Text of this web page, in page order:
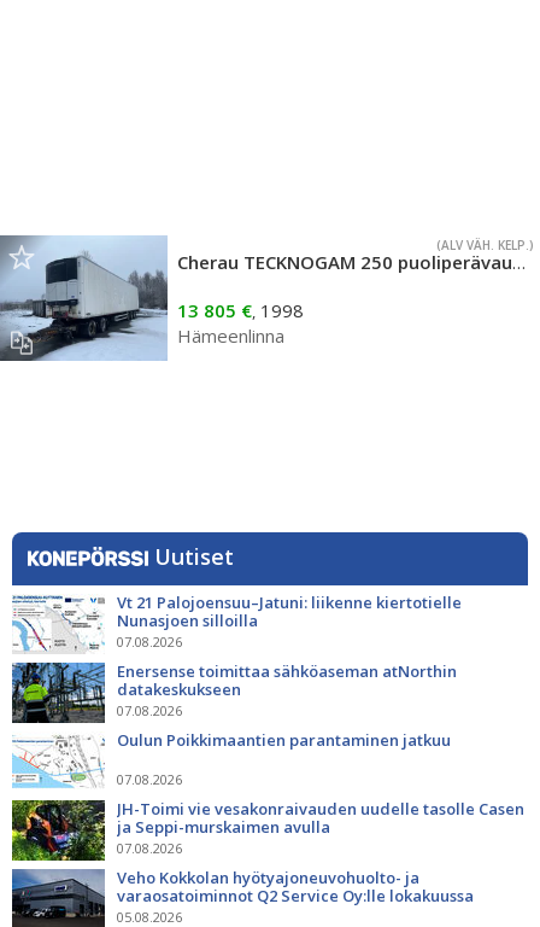
(ALV VÄH. KELP.)
Cherau TECKNOGAM 250 puoliperävaunu
13 805 €, 1998
Hämeenlinna
Uutiset
Vt 21 Palojoensuu–Jatuni: liikenne kiertotielle
Nunasjoen silloilla
07.08.2026
Enersense toimittaa sähköaseman atNorthin
datakeskukseen
07.08.2026
Oulun Poikkimaantien parantaminen jatkuu
07.08.2026
JH-Toimi vie vesakonraivauden uudelle tasolle Casen
ja Seppi-murskaimen avulla
07.08.2026
Veho Kokkolan hyötyajoneuvohuolto- ja
varaosatoiminnot Q2 Service Oy:lle lokakuussa
05.08.2026